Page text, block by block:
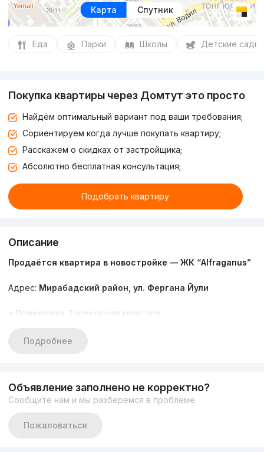
Карта Спутник
Еда Парки Школы Детские сады
Покупка квартиры через Домтут это просто
Найдём оптимальный вариант под ваши требования;
Сориентируем когда лучше покупать квартиру;
Расскажем о скидках от застройщика;
Абсолютно бесплатная консультация;
Подобрать квартиру
Описание
Продаётся квартира в новостройке — ЖК “Alfraganus”
Адрес: Мирабадский район, ул. Фергана Йули
• Планировка: 2-комнатная квартира
• Возможна покупка в ипотеку
Современная квартира в новом жилом комплексе с
удобным расположением и продуманной планировкой.
так и для выгодных инвестиций!
Подробнее
Объявление заполнено не корректно?
Сообщите нам и мы разберёмся в проблеме
Пожаловаться